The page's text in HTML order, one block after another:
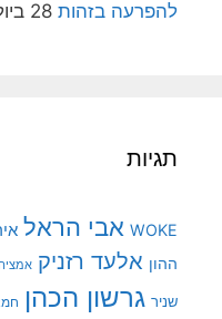
להפרעה בזהות 28 ביולי 2026
תגיות
WOKE אבי הראל
ההון אלעד רזניק
שניר גרשון הכהן